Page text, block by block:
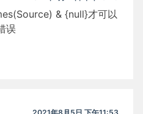
& {null}才可以
误